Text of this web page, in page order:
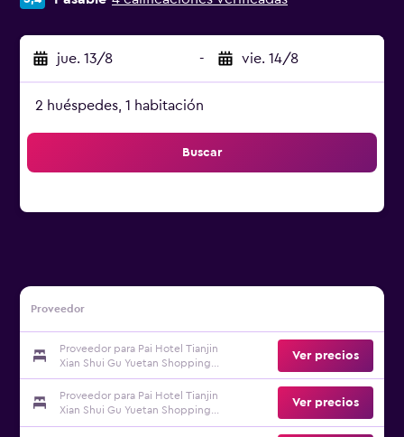
jue. 13/8 - vie. 14/8
2 huéspedes, 1 habitación
Buscar
Proveedor
Proveedor para Pai Hotel Tianjin
Xian Shui Gu Yuetan Shopping
Center
Ver precios
Proveedor para Pai Hotel Tianjin
Xian Shui Gu Yuetan Shopping
Center
Ver precios